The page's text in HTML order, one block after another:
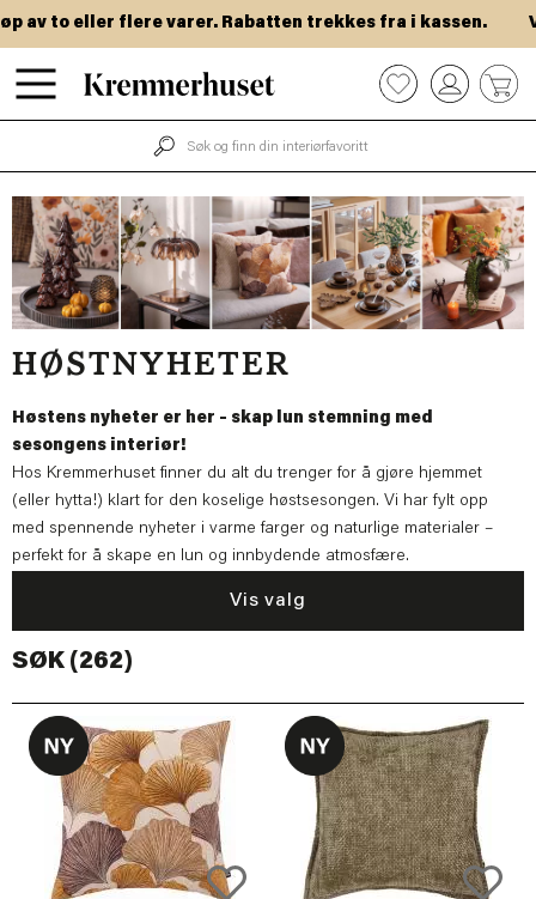
Hopp
til
hovedinnhold
to eller flere varer. Rabatten trekkes fra i kassen. VIP-
0
HØSTNYHETER
Høstens nyheter er her – skap lun stemning med
sesongens interiør!
Hos Kremmerhuset finner du alt du trenger for å gjøre hjemmet
(eller hytta!) klart for den koselige høstsesongen. Vi har fylt opp
med spennende nyheter i varme farger og naturlige materialer –
perfekt for å skape en lun og innbydende atmosfære.
Vis valg
SØK (262)